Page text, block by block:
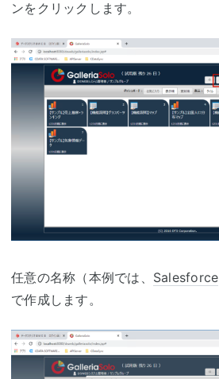
ンをクリックします。
任意の名称（本例では、 Salesforce
で作成します。